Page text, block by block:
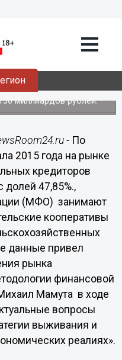
рынке
миллиардов рублей.
- По
2015 года на рынке
кредиторов
47,85%.,
(МФО) занимают
кооперативы
данные привел
рынка
финансовой
Мамута в ходе
вопросы
выживания и
реалиях».